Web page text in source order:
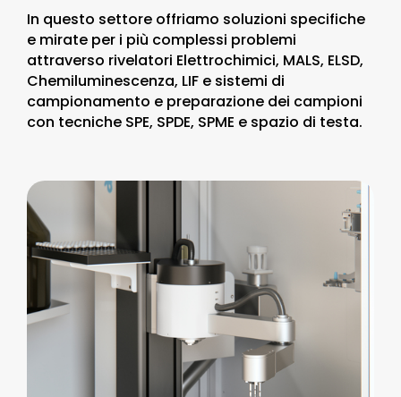
In questo settore offriamo soluzioni specifiche
e mirate per i più complessi problemi
attraverso rivelatori Elettrochimici, MALS, ELSD,
Chemiluminescenza, LIF e sistemi di
campionamento e preparazione dei campioni
con tecniche SPE, SPDE, SPME e spazio di testa.